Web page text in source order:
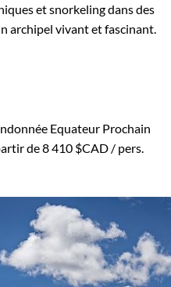
et snorkeling dans des
archipel vivant et fascinant.
Equateur Prochain
de8 410 $CAD / pers.